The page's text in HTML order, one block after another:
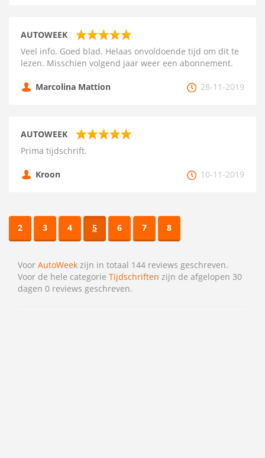
AUTOWEEK
Veel info. Goed blad. Helaas onvoldoende tijd om dit te
lezen. Misschien volgend jaar weer een abonnement.
Marcolina Mattion 28-11-2019
AUTOWEEK
Prima tijdschrift.
Kroon 10-11-2019
2 3 4 5 6 7 8
Voor AutoWeek zijn in totaal 144 reviews geschreven.
Voor de hele categorie Tijdschriften zijn de afgelopen 30
dagen 0 reviews geschreven.